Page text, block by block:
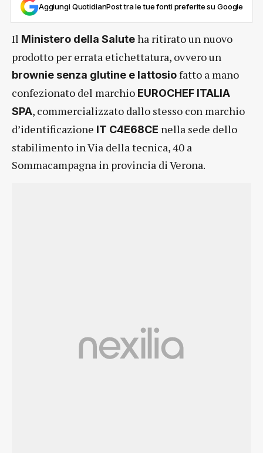
Aggiungi QuotidianPost tra le tue fonti preferite su Google
Il Ministero della Saluteha ritirato un nuovo
prodotto per errata etichettatura, ovvero un
brownie senza glutine e lattosiofatto a mano
confezionato del marchio EUROCHEF ITALIA
SPA, commercializzato dallo stesso con marchio
d’identificazione IT C4E68CE nella sede dello
stabilimento in Via della tecnica, 40 a
Sommacampagna in provincia di Verona.